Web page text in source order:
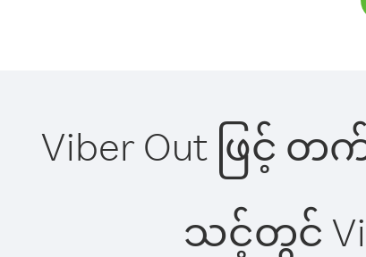
Viber Out ဖြင့်
သင့်တွင်